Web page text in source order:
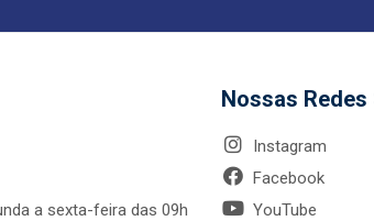
a sexta-feira das 09h
Nossas
Instagram
Facebook
YouTube